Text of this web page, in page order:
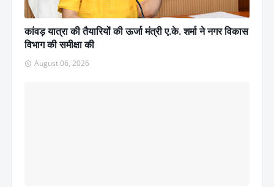
कांवड़ यात्रा की तैयारियों की ऊर्जा मंत्री ए.के. शर्मा ने नगर विकास
विभाग की समीक्षा की
August 06, 2026